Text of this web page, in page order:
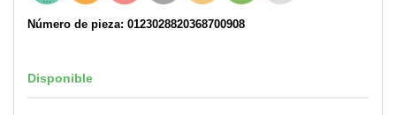
Número de pieza: 0123028820368700908
Disponible